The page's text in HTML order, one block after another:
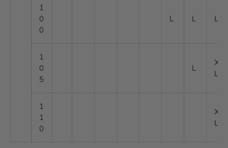
1
0
0
L L L
1
0
5
L
X
L
1
1
0
X
L